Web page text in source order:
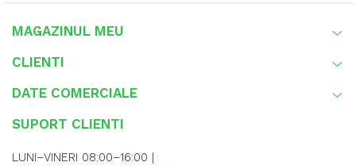
MAGAZINUL MEU
CLIENTI
DATE COMERCIALE
SUPORT CLIENTI
LUNI–VINERI 08:00–16:00 |